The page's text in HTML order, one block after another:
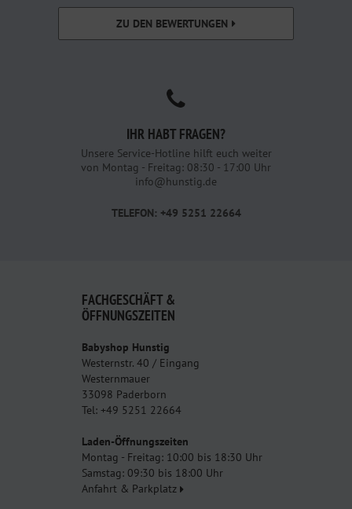
ZU DEN BEWERTUNGEN
IHR HABT FRAGEN?
Unsere Service-Hotline hilft euch weiter
von Montag - Freitag: 08:30 - 17:00 Uhr
info@hunstig.de
TELEFON: +49 5251 22664
FACHGESCHÄFT &
ÖFFNUNGSZEITEN
Babyshop Hunstig
Westernstr. 40 / Eingang
Westernmauer
33098 Paderborn
Tel: +49 5251 22664
Laden-Öffnungszeiten
Montag - Freitag: 10:00 bis 18:30 Uhr
Samstag: 09:30 bis 18:00 Uhr
Anfahrt & Parkplatz